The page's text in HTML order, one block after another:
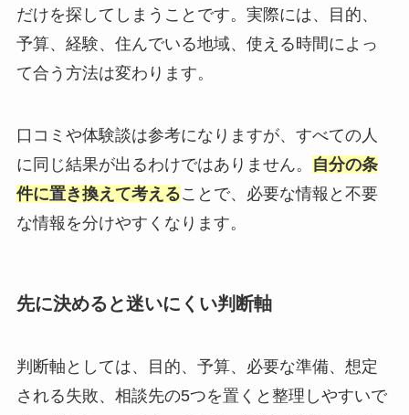
だけを探してしまうことです。実際には、目的、
予算、経験、住んでいる地域、使える時間によっ
て合う方法は変わります。
口コミや体験談は参考になりますが、すべての人
に同じ結果が出るわけではありません。
自分の条
件に置き換えて考えることで、必要な情報と不要
な情報を分けやすくなります。
先に決めると迷いにくい判断軸
判断軸としては、目的、予算、必要な準備、想定
される失敗、相談先の5つを置くと整理しやすいで